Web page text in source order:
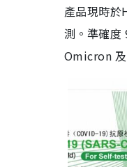
產品現時於
測。準確度
Omicron